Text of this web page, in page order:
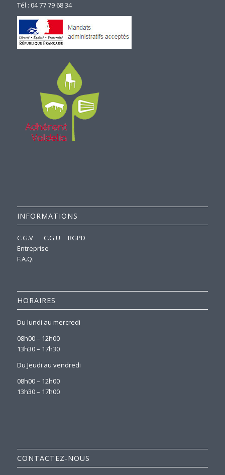
Tél : 04 77 79 68 34
INFORMATIONS
C.G.V C.G.U
RGPD
Entreprise
F.A.Q.
HORAIRES
Du lundi au mercredi
08h00 – 12h00
13h30 – 17h30
Du Jeudi au vendredi
08h00 – 12h00
13h30 – 17h00
CONTACTEZ-NOUS